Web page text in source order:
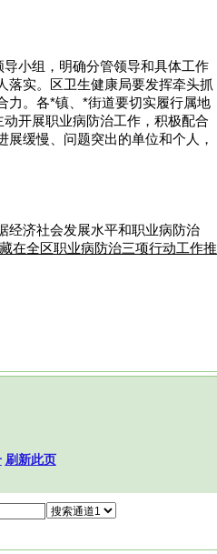
小组，明确分管领导和具体工作
落实。区卫生健康局要发挥牵头抓
力。各*镇、*街道要切实履行属地
开展职业病防治工作，积极配合
缓慢、问题突出的单位和个人，
经济社会发展水平和职业病防治
在全区职业病防治三项行动工作推
刷新此页